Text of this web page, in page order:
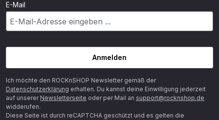
E-Mail
Anmelden
Ich möchte den ROCKnSHOP Newsletter gemäß der
Datenschutzerklärung erhalten. Du kannst deine Einwilligung jederzeit
auf unserer Newsletterseite oder per Mail an support@rocknshop.de
widderufen.
Diese Seite ist durch reCAPTCHA geschützt und es gelten die